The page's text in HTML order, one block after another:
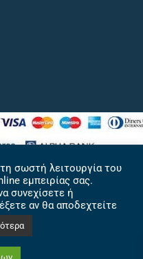
σωστή λειτουργία του
εμπειρίας σας.
συνεχίσετε ή
αν θα αποδεχτείτε